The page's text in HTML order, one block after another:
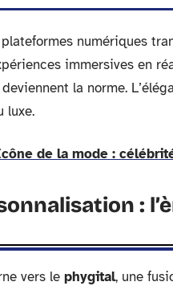
numériques
immersives en
la norme.
luxe.
de la mode :
:
vers le phygital, une